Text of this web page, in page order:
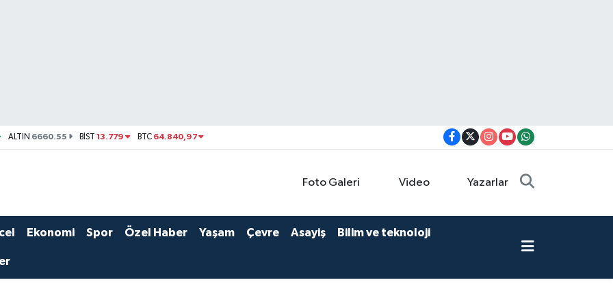
ALTIN 6660.55 BİST13.779 BTC 64.840,97
Foto Galeri Video Yazarlar
Ekonomi Spor Özel Haber Yaşam Çevre Asayiş Bilim ve teknoloji